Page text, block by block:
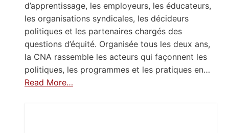
d’apprentissage, les employeurs, les éducateurs,
les organisations syndicales, les décideurs
politiques et les partenaires chargés des
questions d’équité. Organisée tous les deux ans,
la CNA rassemble les acteurs qui façonnent les
politiques, les programmes et les pratiques en…
Read More…